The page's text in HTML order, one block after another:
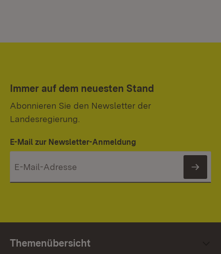
Immer auf dem neuesten Stand
Abonnieren Sie den Newsletter der
Landesregierung.
E-Mail zur Newsletter-Anmeldung
Themenübersicht